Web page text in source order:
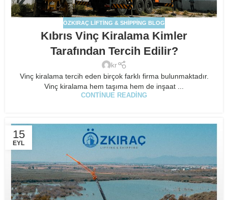
ÖZKIRAÇ LIFTING & SHIPPING BLOG
Kıbrıs Vinç Kiralama Kimler
Tarafından Tercih Edilir?
kr
Vinç kiralama tercih eden birçok farklı firma bulunmaktadır.
Vinç kiralama hem taşıma hem de inşaat ...
CONTINUE READING
15
EYL